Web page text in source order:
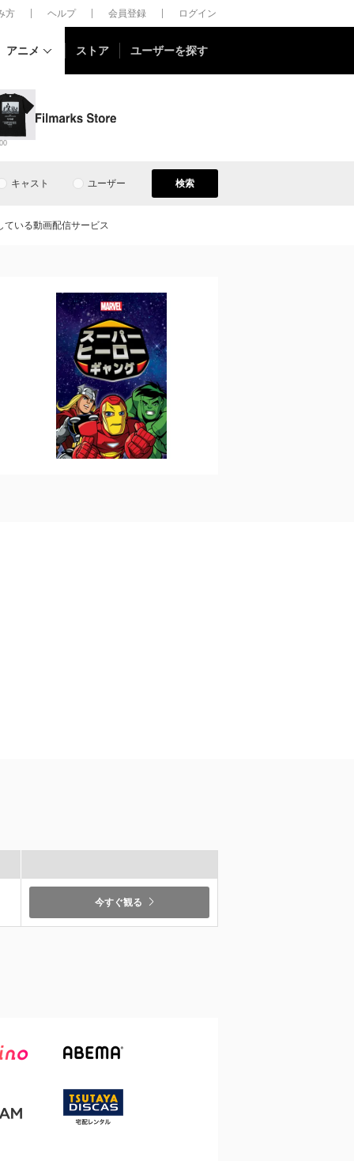
方 ヘルプ 会員登録 ログイン
アニメ ストア ユーザーを探す
キャスト ユーザー 検索
ている動画配信サービス
今すぐ観る